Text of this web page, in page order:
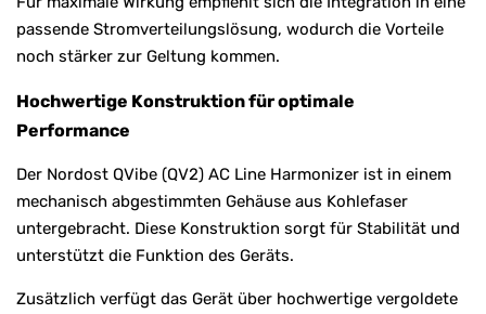
passende Stromverteilungslösung, wodurch die Vorteile
noch stärker zur Geltung kommen.
Hochwertige Konstruktion für optimale
Performance
Der Nordost QVibe (QV2) AC Line Harmonizer ist in einem
mechanisch abgestimmten Gehäuse aus Kohlefaser
untergebracht. Diese Konstruktion sorgt für Stabilität und
unterstützt die Funktion des Geräts.
Zusätzlich verfügt das Gerät über hochwertige vergoldete